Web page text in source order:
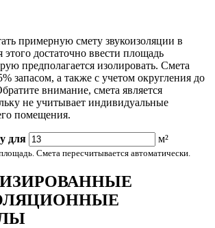
примерную смету звукоизоляции в
достаточно ввести площадь
предполагается изолировать. Смета
запасом, а также с учетом округления до
внимание, смета является
не учитывает индивидуальные
помещения.
для м²
Смета пересчитывается автоматически.